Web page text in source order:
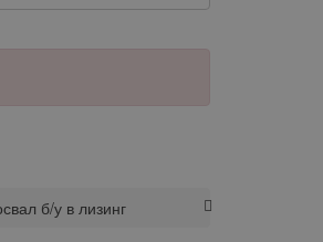
б/у в лизинг